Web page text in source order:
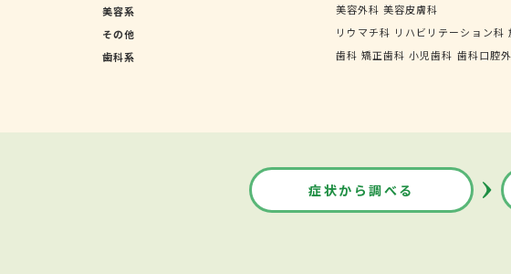
美容系
美容外科 美容皮膚科
その他
リウマチ科 リハビリテーション科
歯科系
歯科 矯正歯科 小児歯科 歯科口腔
症状から調べる